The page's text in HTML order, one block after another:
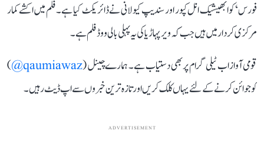
فورس‘ کو ابھیشیک انل کپور اور سندیپ کیولانی نے ڈائریکٹ کیا ہے۔ فلم میں اکشے کمار
مرکزی کردار میں ہیں جب کہ ویر پہاڑیا کی یہ پہلی بالی ووڈ فلم ہے۔
قومی آواز اب ٹیلی گرام پر بھی دستیاب ہے۔ ہمارے چینل (qaumiawaz@
)
کو جوائن کرنے کے لئے یہاں کلک کریں اور تازہ ترین خبروں سے اپ ڈیٹ رہیں۔
ADVERTISEMENT